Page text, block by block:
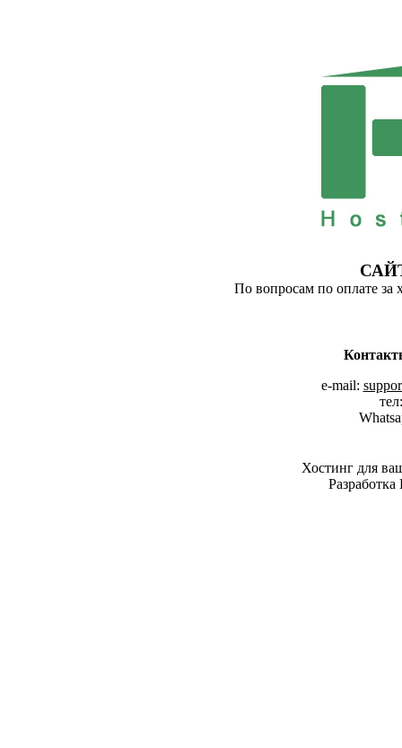
По вопросам по оплате за
e-mail:
Хостинг для